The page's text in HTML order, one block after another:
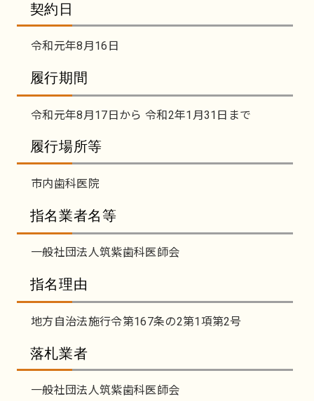
契約日
令和元年8月16日
履行期間
令和元年8月17日から 令和2年1月31日まで
履行場所等
市内歯科医院
指名業者名等
一般社団法人筑紫歯科医師会
指名理由
地方自治法施行令第167条の2第1項第2号
落札業者
一般社団法人筑紫歯科医師会